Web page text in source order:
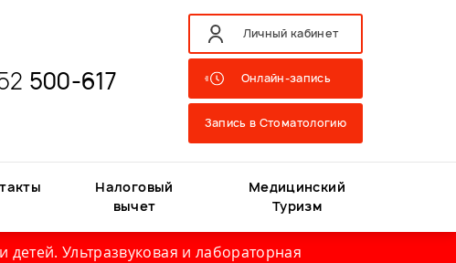
500-617
Личный кабинет
Онлайн-запись
Запись в Стоматологию
Налоговый
вычет
Медицинский
Туризм
Ультразвуковая и лабораторная